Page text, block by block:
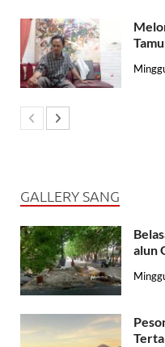
GALLERY SANG
alun